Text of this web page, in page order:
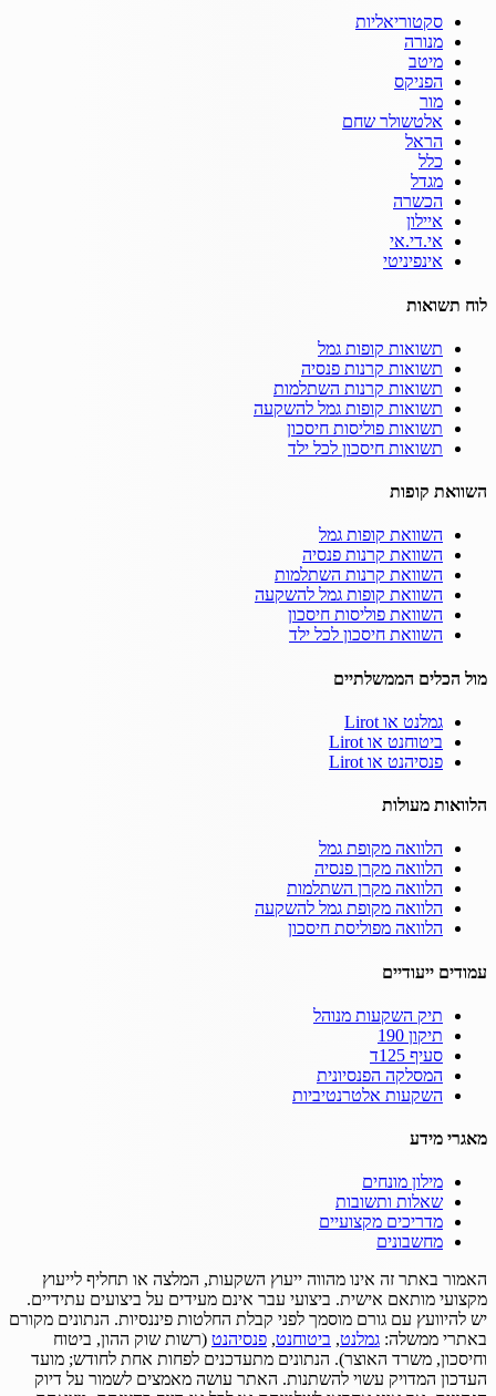
סקטוריאליות
מנורה
מיטב
הפניקס
מור
אלטשולר שחם
הראל
כלל
מגדל
הכשרה
איילון
אי.די.אי
אינפיניטי
לוח תשואות
תשואות קופות גמל
תשואות קרנות פנסיה
תשואות קרנות השתלמות
תשואות קופות גמל להשקעה
תשואות פוליסות חיסכון
תשואות חיסכון לכל ילד
השוואת קופות
השוואת קופות גמל
השוואת קרנות פנסיה
השוואת קרנות השתלמות
השוואת קופות גמל להשקעה
השוואת פוליסות חיסכון
השוואת חיסכון לכל ילד
מול הכלים הממשלתיים
גמלנט או Lirot
ביטוחנט או Lirot
פנסיהנט או Lirot
הלוואות מעולות
הלוואה מקופת גמל
הלוואה מקרן פנסיה
הלוואה מקרן השתלמות
הלוואה מקופת גמל להשקעה
הלוואה מפוליסת חיסכון
עמודים ייעודיים
תיק השקעות מנוהל
תיקון 190
סעיף 125ד
המסלקה הפנסיונית
השקעות אלטרנטיביות
מאגרי מידע
מילון מונחים
שאלות ותשובות
מדריכים מקצועיים
מחשבונים
האמור באתר זה אינו מהווה ייעוץ השקעות, המלצה או תחליף לייעוץ
מקצועי מותאם אישית. ביצועי עבר אינם מעידים על ביצועים עתידיים.
יש להיוועץ עם גורם מוסמך לפני קבלת החלטות פיננסיות. הנתונים מקורם
באתרי ממשלה: גמלנט, ביטוחנט, פנסיהנט (רשות שוק ההון, ביטוח
וחיסכון, משרד האוצר). הנתונים מתעדכנים לפחות אחת לחודש; מועד
העדכון המדויק עשוי להשתנות. האתר עושה מאמצים לשמור על דיוק